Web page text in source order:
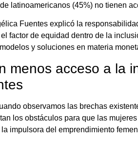
latinoamericanos (45%) no tienen
Fuentes explicó la
factor de equidad dentro de la
y soluciones en materia
menos acceso a la
observamos las brechas
los obstáculos para que las
impulsora del emprendimiento